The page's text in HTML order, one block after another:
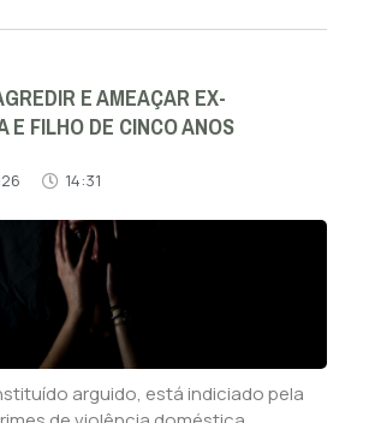
E AMEAÇAR EX-
E FILHO DE CINCO ANOS
14:31
arguido, está indiciado pela